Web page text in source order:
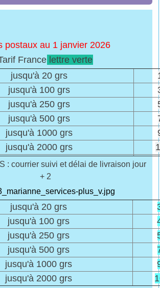
postaux au 1 janvier 2026
France lettre verte
jusqu'à 20 grs
jusqu'à 100 grs
jusqu'à 250 grs
jusqu'à 500 grs
jusqu'à 1000 grs
jusqu'à 2000 grs
: courrier suivi et délai de livraison jour
+ 2
jusqu'à 20 grs
jusqu'à 100 grs
jusqu'à 250 grs
jusqu'à 500 grs
jusqu'à 1000 grs
jusqu'à 2000 grs